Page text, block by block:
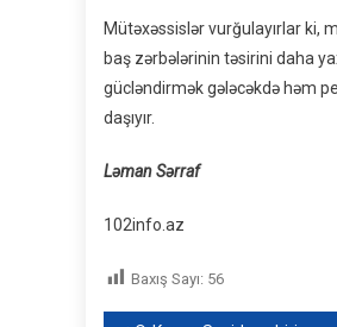
Mütəxəssislər vurğulayırlar ki,
baş zərbələrinin təsirini daha
gücləndirmək gələcəkdə həm
daşıyır.
Ləman Sərraf
102info.az
Baxış Sayı: 56